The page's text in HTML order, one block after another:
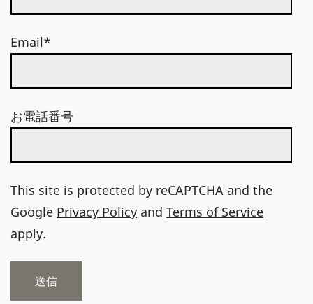
Email*
お電話番号
This site is protected by reCAPTCHA and the
Google Privacy Policy and Terms of Service
apply.